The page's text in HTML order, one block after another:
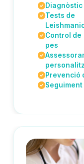
Tests de
Control de
pes
Prevenció